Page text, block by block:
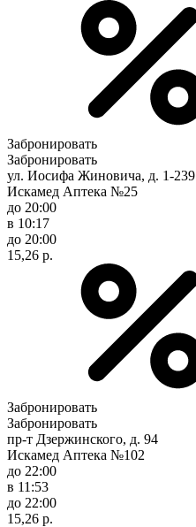
Забронировать
Забронировать
ул. Иосифа Жиновича, д. 1-239
Искамед Аптека №25
до 20:00
в 10:17
до 20:00
15,26 р.
Забронировать
Забронировать
пр-т Дзержинского, д. 94
Искамед Аптека №102
до 22:00
в 11:53
до 22:00
15,26 р.